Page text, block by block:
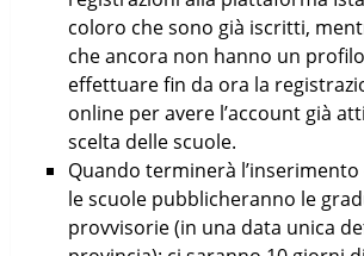
coloro che sono già iscritti,
che ancora non hanno un
effettuare fin da ora la
online per avere l’account già
scelta delle scuole.
Quando terminerà
le scuole pubblicheranno le
provvisorie (in una data unica